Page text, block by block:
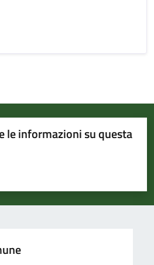
le informazioni su questa
stelle su 5
su 5
5